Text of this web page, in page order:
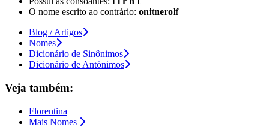
O nome escrito ao contrário: onitnerolf
Blog / Artigos
Nomes
Dicionário de Sinônimos
Dicionário de Antônimos
Veja também:
Florentina
Mais Nomes